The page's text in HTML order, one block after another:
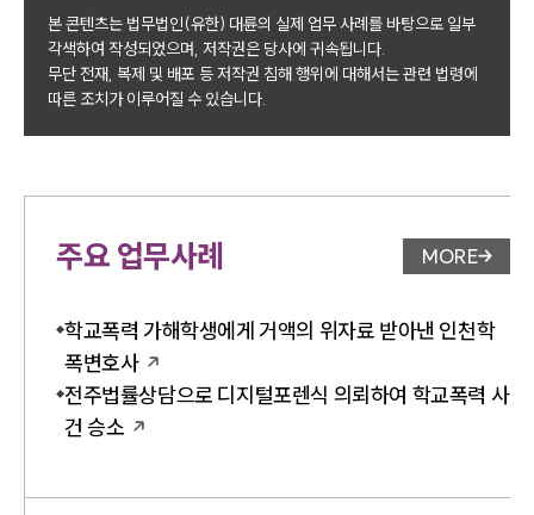
본 콘텐츠는 법무법인(유한) 대륜의 실제 업무 사례를 바탕으로 일부
각색하여 작성되었으며, 저작권은 당사에 귀속됩니다.
무단 전재, 복제 및 배포 등 저작권 침해 행위에 대해서는 관련 법령에
따른 조치가 이루어질 수 있습니다.
주요 업무사례 업무사례
MORE
학교폭력 가해학생에게 거액의 위자료 받아낸 인천학
폭변호사
전주법률상담으로 디지털포렌식 의뢰하여 학교폭력 사
건 승소